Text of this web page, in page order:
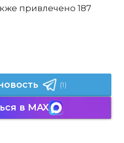
привлечено 187
(1)
в MAX